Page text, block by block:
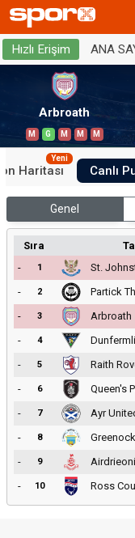
Hızlı Erişim ANA
Arbroath
M G M M M
Haritası
Yeni
Canlı
Genel
Sıra
-
1 St.
-
2 Partick
-
3 Arbroath
-
4
-
5 Raith
-
6 Queen's
-
7 Ayr
-
8
-
9
-
10 Ross